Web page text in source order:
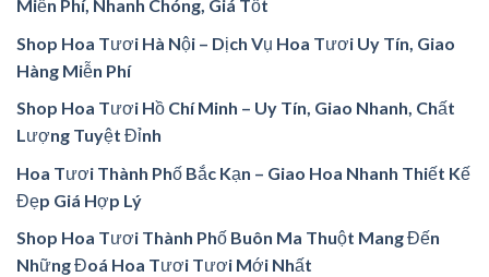
Miễn Phí, Nhanh Chóng, Giá Tốt
Shop Hoa Tươi Hà Nội – Dịch Vụ Hoa Tươi Uy Tín, Giao
Hàng Miễn Phí
Shop Hoa Tươi Hồ Chí Minh – Uy Tín, Giao Nhanh, Chất
Lượng Tuyệt Đỉnh
Hoa Tươi Thành Phố Bắc Kạn – Giao Hoa Nhanh Thiết Kế
Đẹp Giá Hợp Lý
Shop Hoa Tươi Thành Phố Buôn Ma Thuột Mang Đến
Những Đoá Hoa Tươi Tươi Mới Nhất